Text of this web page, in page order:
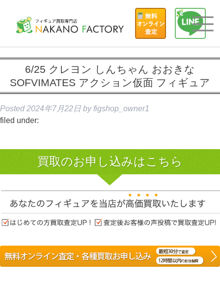
6/25 クレヨン しんちゃん おおきな
SOFVIMATES アクション仮面 フィギュア
Posted 2024年7月22日 by figshop_owner1
filed under:
買取のお申し込みはこちら